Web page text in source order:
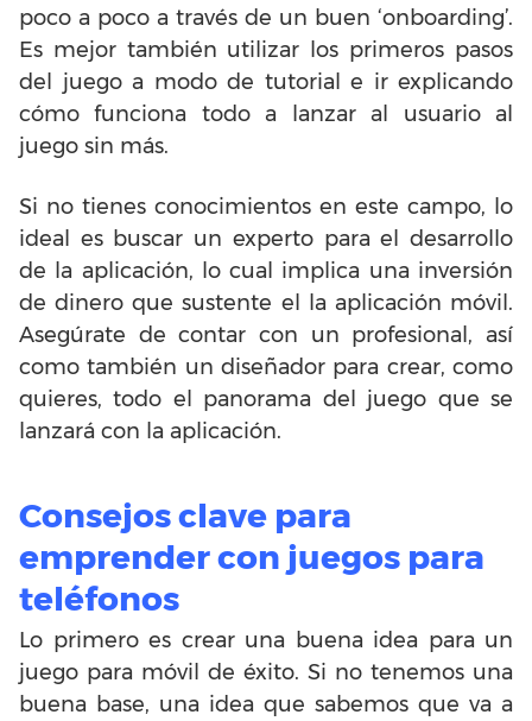
poco a poco a través de un buen ‘onboarding’.
Es mejor también utilizar los primeros pasos
del juego a modo de tutorial e ir explicando
cómo funciona todo a lanzar al usuario al
juego sin más.
Si no tienes conocimientos en este campo, lo
ideal es buscar un experto para el desarrollo
de la aplicación, lo cual implica una inversión
de dinero que sustente el la aplicación móvil.
Asegúrate de contar con un profesional, así
como también un diseñador para crear, como
quieres, todo el panorama del juego que se
lanzará con la aplicación.
Consejos clave para
emprender con juegos para
teléfonos
Lo primero es crear una buena idea para un
juego para móvil de éxito. Si no tenemos una
buena base, una idea que sabemos que va a